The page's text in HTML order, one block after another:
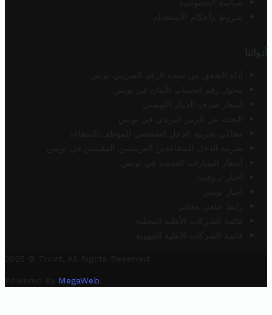
سياسة الخصوصية
شروط وأحكام الاستخدام
أدواتنا
أداة التحقق من صحة الرقم الضريبي تونس
محول رقم الحساب الآيبان في تونس
أسعار صرف الدينار التونسي
البحث عن الرمز البريدي في تونس
محاكي ضريبة الدخل الشخصي للموظف/المتقاعد
ضريبة الدخل للمتقاعدين الفرنسيين المقيمين في تونس
أسعار السيارات الجديدة في تونس
أخبار تروفيت
أخبار تونس
رابط خلفي مجاني
قائمة الشركات الأهلية المحلية
قائمة الشركات الأهلية الجهوية
2025 © Trovit. All Rights Reserved.
Powered By MegaWeb